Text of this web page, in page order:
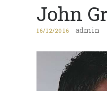
John
16/12/2016 admin